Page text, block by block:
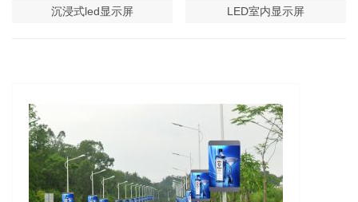
沉浸式led显示屏 LED室内显示屏